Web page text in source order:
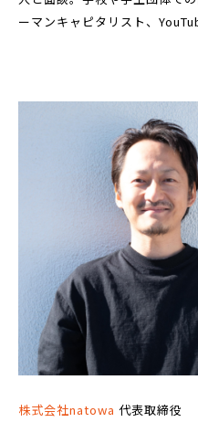
ーマンキャピタリスト、
株式会社natowa 代表取締役